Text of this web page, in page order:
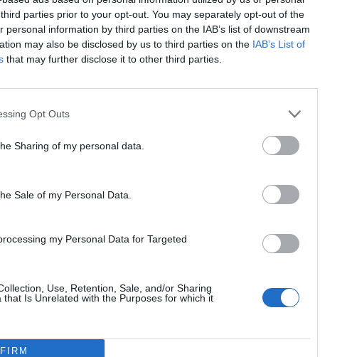
parties prior to your opt-out. You may separately opt-out of the
personal information by third parties on the IAB’s list of downstream
may also be disclosed by us to third parties on the IAB’s List of
that may further disclose it to other third parties.
Opt Outs
Sharing of my personal data.
Sale of my Personal Data.
my Personal Data for Targeted
Use, Retention, Sale, and/or Sharing
that Is Unrelated with the Purposes for which it
Rugby:
nei
Si stimano
dalla